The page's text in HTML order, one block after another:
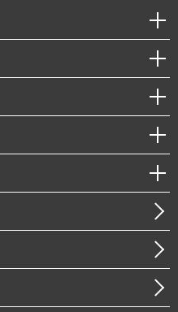
ンス）・防災（政策）
ートシティ